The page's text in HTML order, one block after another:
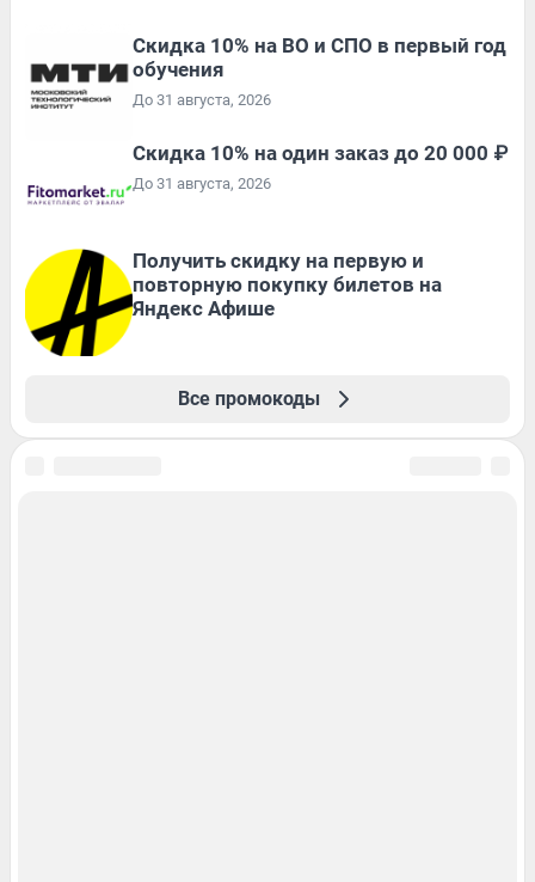
Скидка 10% на ВО и СПО в первый год
обучения
До 31 августа, 2026
Скидка 10% на один заказ до 20 000 ₽
До 31 августа, 2026
Получить скидку на первую и
повторную покупку билетов на
Яндекс Афише
Все промокоды